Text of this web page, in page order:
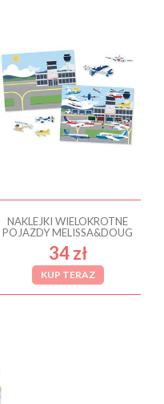
NAKLEJKI WIELOKROTNE
POJAZDY MELISSA&DOUG
34 zł
KUP TERAZ